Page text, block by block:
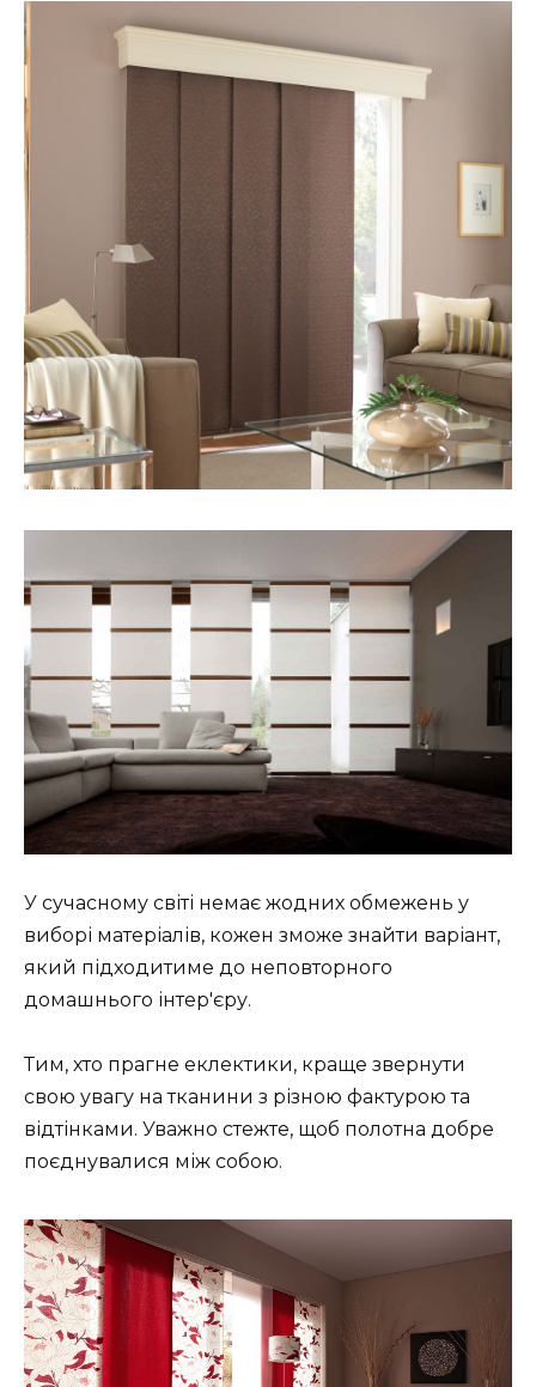
У сучасному світі немає жодних обмежень у
виборі матеріалів, кожен зможе знайти варіант,
який підходитиме до неповторного
домашнього інтер'єру.
Тим, хто прагне еклектики, краще звернути
свою увагу на тканини з різною фактурою та
відтінками. Уважно стежте, щоб полотна добре
поєднувалися між собою.